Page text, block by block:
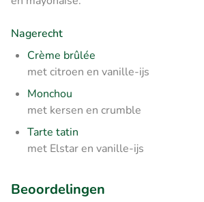
Nagerecht
Crème brûlée
met citroen en vanille-ijs
Monchou
met kersen en crumble
Tarte tatin
met Elstar en vanille-ijs
Beoordelingen